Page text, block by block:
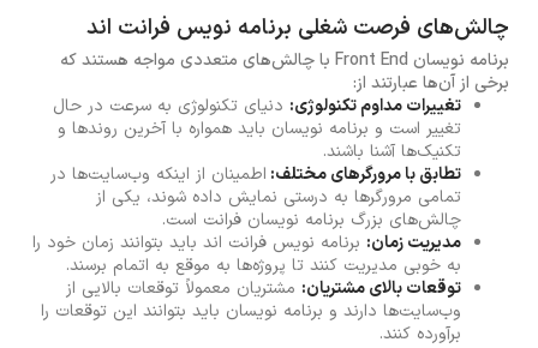
چالش‌های فرصت شغلی برنامه نویس فرانت اند
برنامه نویسان Front End با چالش‌های متعددی مواجه هستند که
برخی از آن‌ها عبارتند از:
تغییرات مداوم تکنولوژی: دنیای تکنولوژی به سرعت در حال
تغییر است و برنامه نویسان باید همواره با آخرین روندها و
تکنیک‌ها آشنا باشند.
تطابق با مرورگرهای مختلف: اطمینان از اینکه وب‌سایت‌ها در
تمامی مرورگرها به درستی نمایش داده شوند، یکی از
چالش‌های بزرگ برنامه نویسان فرانت است.
مدیریت زمان: برنامه نویس فرانت اند باید بتوانند زمان خود را
به خوبی مدیریت کنند تا پروژه‌ها به موقع به اتمام برسند.
توقعات بالای مشتریان: مشتریان معمولاً توقعات بالایی از
وب‌سایت‌ها دارند و برنامه نویسان باید بتوانند این توقعات را
برآورده کنند.